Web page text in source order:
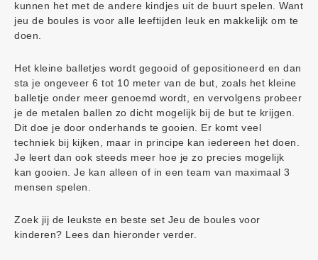
kunnen het met de andere kindjes uit de buurt spelen. Want
jeu de boules is voor alle leeftijden leuk en makkelijk om te
doen.
Het kleine balletjes wordt gegooid of gepositioneerd en dan
sta je ongeveer 6 tot 10 meter van de but, zoals het kleine
balletje onder meer genoemd wordt, en vervolgens probeer
je de metalen ballen zo dicht mogelijk bij de but te krijgen.
Dit doe je door onderhands te gooien. Er komt veel
techniek bij kijken, maar in principe kan iedereen het doen.
Je leert dan ook steeds meer hoe je zo precies mogelijk
kan gooien. Je kan alleen of in een team van maximaal 3
mensen spelen.
Zoek jij de leukste en beste set Jeu de boules voor
kinderen? Lees dan hieronder verder.